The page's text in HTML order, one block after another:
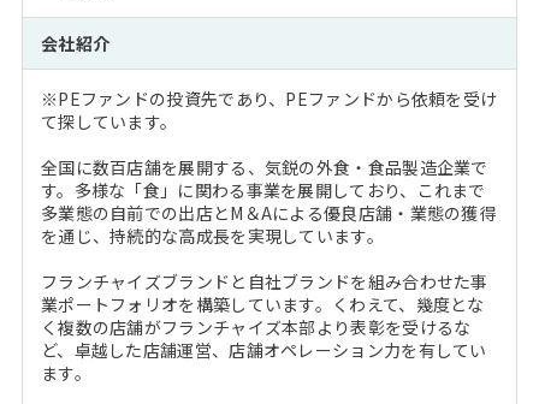
会社紹介
※PEファンドの投資先であり、PEファンドから依頼を受け
て探しています。
全国に数百店舗を展開する、気鋭の外食・食品製造企業で
す。多様な「食」に関わる事業を展開しており、これまで
多業態の自前での出店とM＆Aによる優良店舗・業態の獲得
を通じ、持続的な高成長を実現しています。
フランチャイズブランドと自社ブランドを組み合わせた事
業ポートフォリオを構築しています。くわえて、幾度とな
く複数の店舗がフランチャイズ本部より表彰を受けるな
ど、卓越した店舗運営、店舗オペレーション力を有してい
ます。